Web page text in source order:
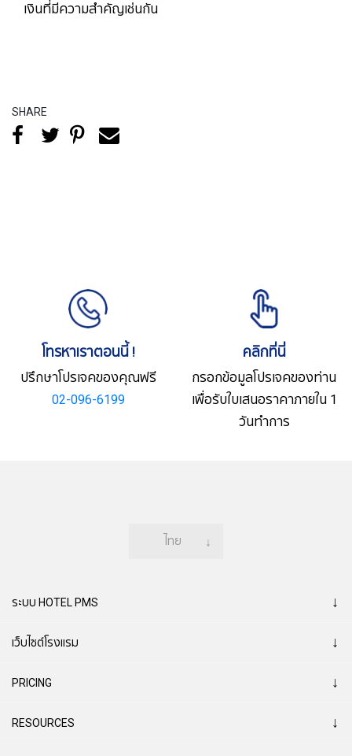
เงินที่มีความสำคัญเช่นกัน
SHARE
โทรหาเราตอนนี้ !
ปรึกษาโปรเจคของคุณฟรี
02-096-6199
คลิกที่นี่
กรอกข้อมูลโปรเจคของท่าน
เพื่อรับใบเสนอราคาภายใน 1
วันทำการ
ไทย ↓
ระบบ HOTEL PMS ↓
เว็บไซต์โรงแรม ↓
PRICING ↓
RESOURCES ↓